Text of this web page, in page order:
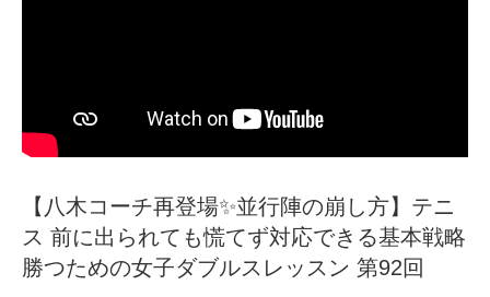
【八木コーチ再登場✨並行陣の崩し方】テニ
ス 前に出られても慌てず対応できる基本戦略
勝つための女子ダブルスレッスン 第92回